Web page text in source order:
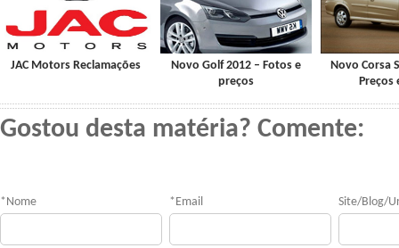
JAC Motors Reclamações
Novo Golf 2012 – Fotos e
preços
Novo Corsa
Preços
Gostou desta matéria? Comente:
* Nome * Email Site/Blog/